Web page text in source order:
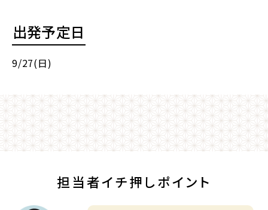
出発予定日
9/27(日)
担当者イチ押しポイント